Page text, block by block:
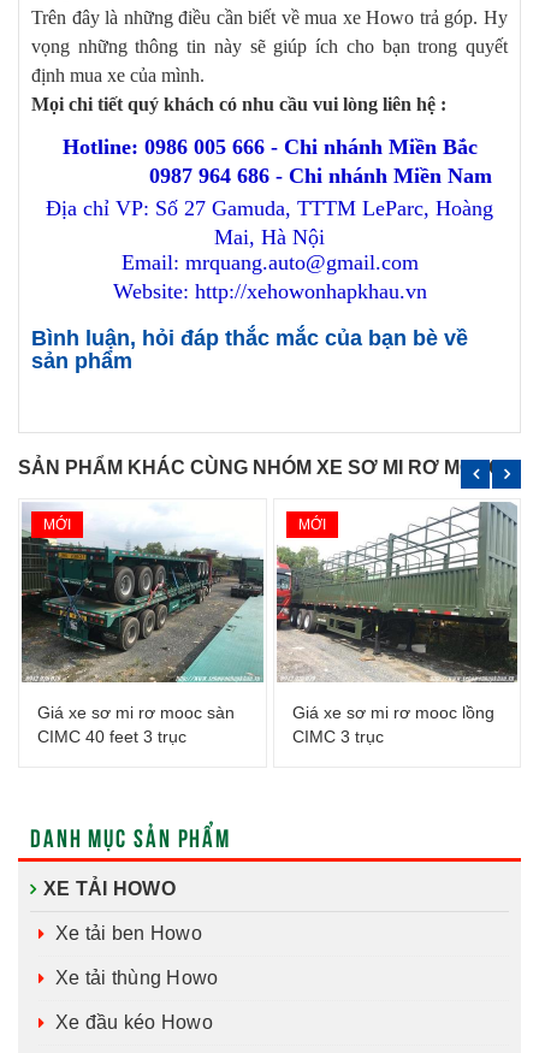
Trên đây là những điều cần biết về mua xe Howo trả góp. Hy
vọng những thông tin này sẽ giúp ích cho bạn trong quyết
định mua xe của mình.
Mọi chi tiết quý khách có nhu cầu vui lòng liên hệ :
Hotline: 0986 005 666 - Chi nhánh Miền Bắc
0987 964 686 - Chi nhánh Miền Nam
Địa chỉ VP: Số 27 Gamuda, TTTM LeParc, Hoàng
Mai, Hà Nội
Email: mrquang.auto@gmail.com
Website: http://xehowonhapkhau.vn
Bình luận, hỏi đáp thắc mắc của bạn bè về
sản phẩm
SẢN PHẨM KHÁC CÙNG NHÓM XE SƠ MI RƠ MOOC
MỚI
Giá xe sơ mi rơ mooc sàn
CIMC 40 feet 3 trục
MỚI
Giá xe sơ mi rơ mooc lồng
CIMC 3 trục
DANH MỤC SẢN PHẨM
XE TẢI HOWO
Xe tải ben Howo
Xe tải thùng Howo
Xe đầu kéo Howo